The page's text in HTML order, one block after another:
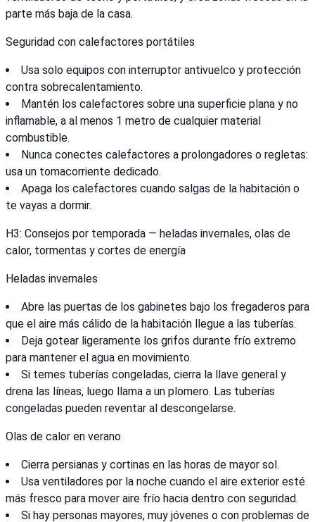
parte más baja de la casa.
Seguridad con calefactores portátiles
Usa solo equipos con interruptor antivuelco y protección
contra sobrecalentamiento.
Mantén los calefactores sobre una superficie plana y no
inflamable, a al menos 1 metro de cualquier material
combustible.
Nunca conectes calefactores a prolongadores o regletas:
usa un tomacorriente dedicado.
Apaga los calefactores cuando salgas de la habitación o
te vayas a dormir.
H3: Consejos por temporada — heladas invernales, olas de
calor, tormentas y cortes de energía
Heladas invernales
Abre las puertas de los gabinetes bajo los fregaderos para
que el aire más cálido de la habitación llegue a las tuberías.
Deja gotear ligeramente los grifos durante frío extremo
para mantener el agua en movimiento.
Si temes tuberías congeladas, cierra la llave general y
drena las líneas, luego llama a un plomero. Las tuberías
congeladas pueden reventar al descongelarse.
Olas de calor en verano
Cierra persianas y cortinas en las horas de mayor sol.
Usa ventiladores por la noche cuando el aire exterior esté
más fresco para mover aire frío hacia dentro con seguridad.
Si hay personas mayores, muy jóvenes o con problemas de